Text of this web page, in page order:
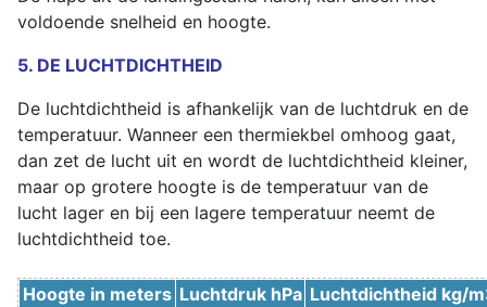
voldoende snelheid en hoogte.
5. DE LUCHTDICHTHEID
De luchtdichtheid is afhankelijk van de luchtdruk en de
temperatuur. Wanneer een thermiekbel omhoog gaat,
dan zet de lucht uit en wordt de luchtdichtheid kleiner,
maar op grotere hoogte is de temperatuur van de
lucht lager en bij een lagere temperatuur neemt de
luchtdichtheid toe.
Hoogte in meters Luchtdruk hPa Luchtdichtheid kg/